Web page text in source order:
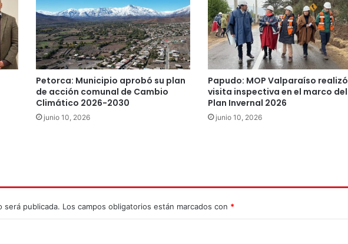
Petorca: Municipio aprobó su plan
de acción comunal de Cambio
Climático 2026-2030
junio 10, 2026
Papudo: MOP Valparaíso realizó
visita inspectiva en el marco del
Plan Invernal 2026
junio 10, 2026
será publicada. Los campos obligatorios están marcados con *